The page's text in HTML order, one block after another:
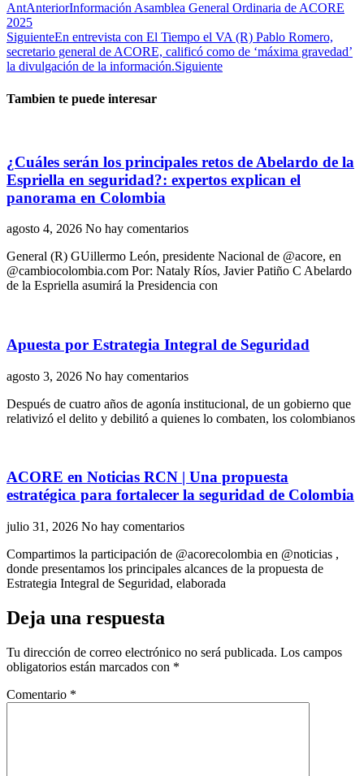
AntAnteriorInformación Asamblea General Ordinaria de ACORE
2025
SiguienteEn entrevista con El Tiempo el VA (R) Pablo Romero,
secretario general de ACORE, calificó como de ‘máxima gravedad’
la divulgación de la información.Siguiente
Tambien te puede interesar
¿Cuáles serán los principales retos de Abelardo de la
Espriella en seguridad?: expertos explican el
panorama en Colombia
agosto 4, 2026 No hay comentarios
General (R) GUillermo León, presidente Nacional de @acore, en
@cambiocolombia.com Por: Nataly Ríos, Javier Patiño C Abelardo
de la Espriella asumirá la Presidencia con
Apuesta por Estrategia Integral de Seguridad
agosto 3, 2026 No hay comentarios
Después de cuatro años de agonía institucional, de un gobierno que
relativizó el delito y debilitó a quienes lo combaten, los colombianos
ACORE en Noticias RCN | Una propuesta
estratégica para fortalecer la seguridad de Colombia
julio 31, 2026 No hay comentarios
Compartimos la participación de ‪@acorecolombia‬ en ‪@noticias‬ ,
donde presentamos los principales alcances de la propuesta de
Estrategia Integral de Seguridad, elaborada
Deja una respuesta
Tu dirección de correo electrónico no será publicada. Los campos
obligatorios están marcados con *
Comentario *